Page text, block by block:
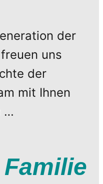
der
uns
der
mit Ihnen
…
Familie